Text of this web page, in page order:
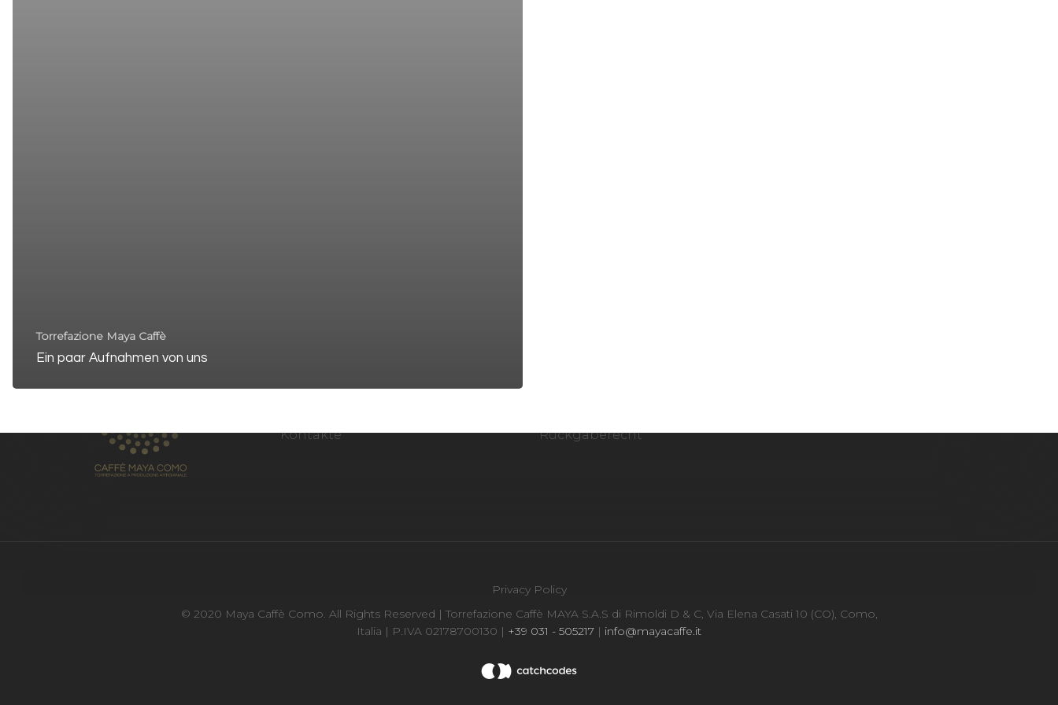
Torrefazione Maya Caffè
Ein paar Aufnahmen von uns
Kontakte
Rückgaberecht
Privacy Policy
© 2020 Maya Caffè Como. All Rights Reserved | Torrefazione Caffè MAYA S.A.S di Rimoldi D & C, Via Elena Casati 10 (CO), Como,
Italia | P.IVA 02178700130 | +39 031 - 505217 | info@mayacaffe.it